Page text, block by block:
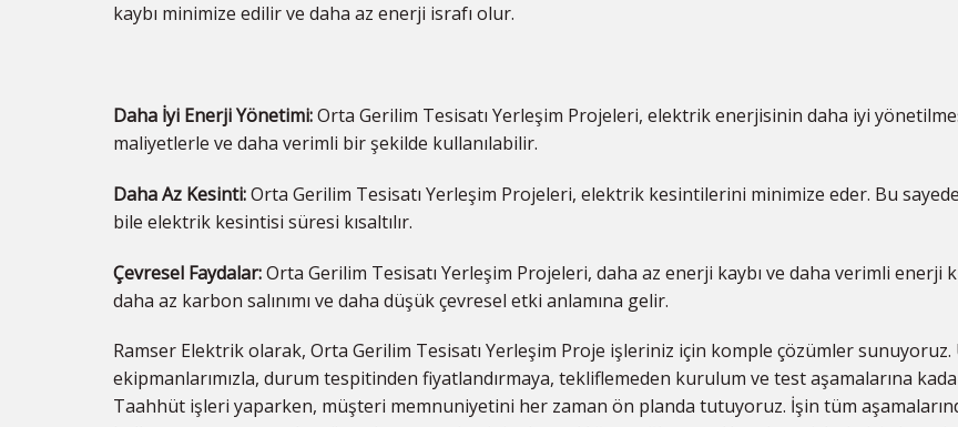
kaybı minimize edilir ve daha az enerji israfı olur.
Daha İyi Enerji Yönetimi:Orta Gerilim Tesisatı Yerleşim Projeleri, elektrik enerjisinin daha iyi
maliyetlerle ve daha verimli bir şekilde kullanılabilir.
Daha Az Kesinti:Orta Gerilim Tesisatı Yerleşim Projeleri, elektrik kesintilerini minimize eder. Bu sayede,
bile elektrik kesintisi süresi kısaltılır.
Çevresel Faydalar:Orta Gerilim Tesisatı Yerleşim Projeleri, daha az enerji kaybı ve daha verimli enerji
daha az karbon salınımı ve daha düşük çevresel etki anlamına gelir.
Ramser Elektrik olarak, Orta Gerilim Tesisatı Yerleşim Proje işleriniz için komple çözümler
ekipmanlarımızla, durum tespitinden fiyatlandırmaya, tekliflemeden kurulum ve test aşamalarına
Taahhüt işleri yaparken, müşteri memnuniyetini her zaman ön planda tutuyoruz. İşin tüm